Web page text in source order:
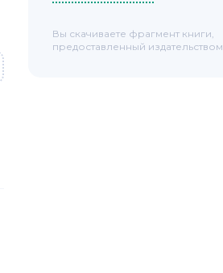
Вы скачиваете фрагмент книги,
предоставленный издательством